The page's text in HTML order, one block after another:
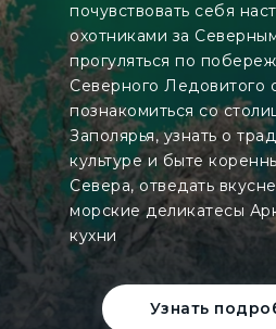
почувствовать себя
охотниками за
прогуляться по
Северного Ледовитого
познакомиться со
Заполярья, узнать о
культуре и быте
Севера, отведать
морские деликатесы
кухни
Узнать